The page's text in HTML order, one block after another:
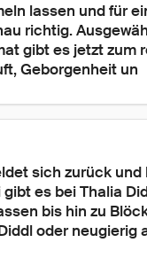
lassen und für
richtig.
gibt es jetzt zum
Geborgenheit un
sich zurück
es bei Thalia
bis hin zu
oder neugierig